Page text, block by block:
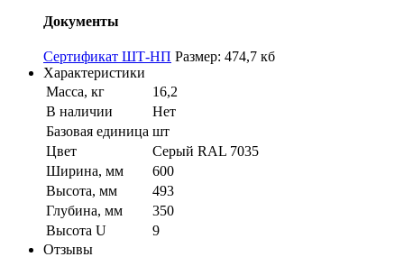
Документы
Сертификат ШТ-НП Размер: 474,7 кб
Характеристики
Масса, кг
16,2
В наличии
Нет
Базовая единица шт
Цвет
Серый RAL 7035
Ширина, мм
600
Высота, мм
493
Глубина, мм
350
Высота U
9
Отзывы